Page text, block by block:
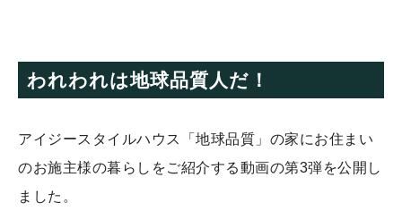
われわれは地球品質人だ！
アイジースタイルハウス「地球品質」の家にお住まい
のお施主様の暮らしをご紹介する動画の第3弾を公開し
ました。